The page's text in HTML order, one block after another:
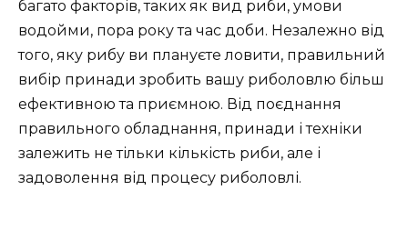
багато факторів, таких як вид риби, умови
водойми, пора року та час доби. Незалежно від
того, яку рибу ви плануєте ловити, правильний
вибір принади зробить вашу риболовлю більш
ефективною та приємною. Від поєднання
правильного обладнання, принади і техніки
залежить не тільки кількість риби, але і
задоволення від процесу риболовлі.